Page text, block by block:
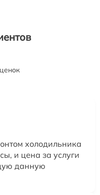
холодильника
и цена за услуги
данную